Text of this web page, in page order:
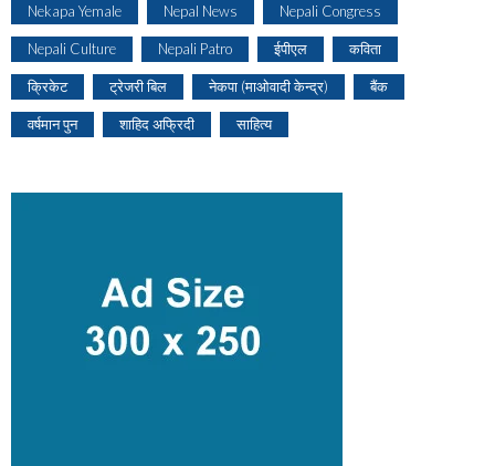
Nekapa Yemale Nepal News Nepali Congress
Nepali Culture Nepali Patro ईपीएल कविता
क्रिकेट ट्रेजरी बिल नेकपा (माओवादी केन्द्र) बैंक
वर्षमान पुन शाहिद अफ्रिदी साहित्य